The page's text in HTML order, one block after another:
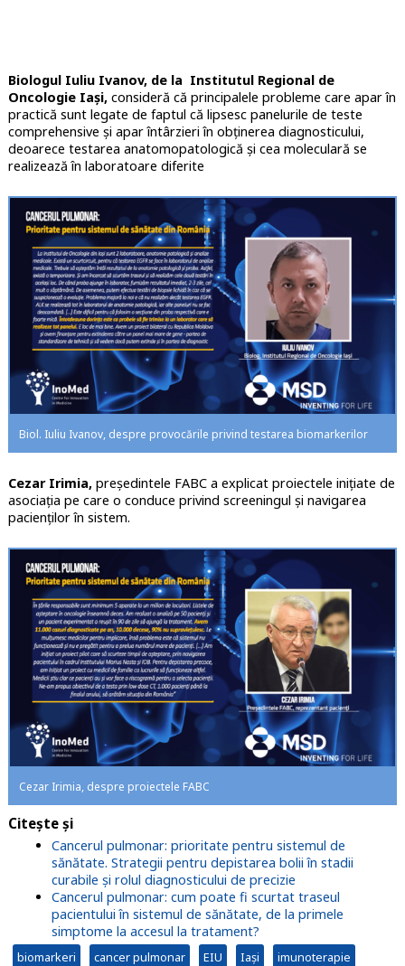
Biologul Iuliu Ivanov, de la Institutul Regional de
Oncologie Iași, consideră că principalele probleme care apar în
practică sunt legate de faptul că lipsesc panelurile de teste
comprehensive și apar întârzieri în obținerea diagnosticului,
deoarece testarea anatomopatologică și cea moleculară se
realizează în laboratoare diferite
Biol. Iuliu Ivanov, despre provocările privind testarea biomarkerilor
Cezar Irimia, președintele FABC a explicat proiectele inițiate de
asociația pe care o conduce privind screeningul și navigarea
pacienților în sistem.
Cezar Irimia, despre proiectele FABC
Citește și
Cancerul pulmonar: prioritate pentru sistemul de
sănătate. Strategii pentru depistarea bolii în stadii
curabile și rolul diagnosticului de precizie
Cancerul pulmonar: cum poate fi scurtat traseul
pacientului în sistemul de sănătate, de la primele
simptome la accesul la tratament?
biomarkeri cancer pulmonar EIU Iași imunoterapie